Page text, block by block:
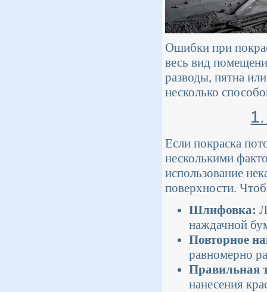
Ошибки при
весь вид
разводы, пятна
несколько
Если покраска
несколькими
использование
поверхности.
Шлифовка:
наждачной
Повторное
равномерно
Правильная
нанесения